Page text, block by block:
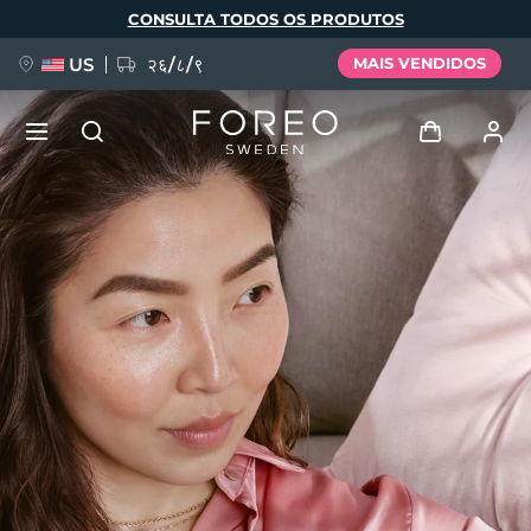
principal
CONSULTA TODOS OS PRODUTOS
US २६/८/९ MAIS VENDIDOS
Entrar
Perfil de usuário
Meus aparelhos
Meus pedidos
Meus endereços
As minhas subscrições
NOVIDADE
FAQ™ Pure Beauty-Tech Elixir
BREAKING NEWS
issa™ Teeth Whitening Set
Idioma
English Deutsch
Español
Français
Italiano
Português
Polski
Svenska
Русский
Türkçe
简体中文 繁體中文